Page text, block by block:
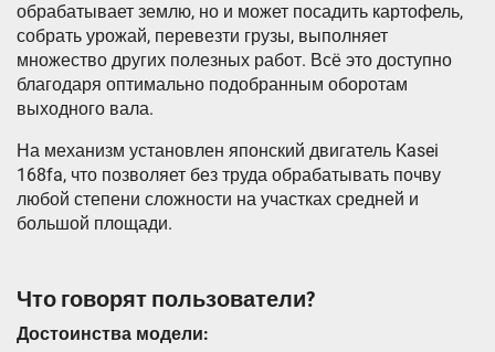
обрабатывает землю, но и может посадить картофель,
собрать урожай, перевезти грузы, выполняет
множество других полезных работ. Всё это доступно
благодаря оптимально подобранным оборотам
выходного вала.
На механизм установлен японский двигатель Kasei
168fa, что позволяет без труда обрабатывать почву
любой степени сложности на участках средней и
большой площади.
Что говорят пользователи?
Достоинства модели: